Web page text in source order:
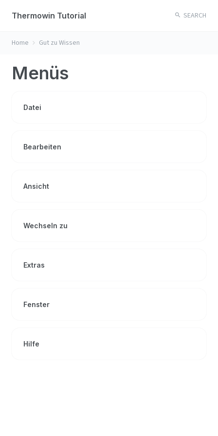
Thermowin Tutorial SEARCH
Home Gut zu Wissen
Menüs
Datei
Bearbeiten
Ansicht
Wechseln zu
Extras
Fenster
Hilfe